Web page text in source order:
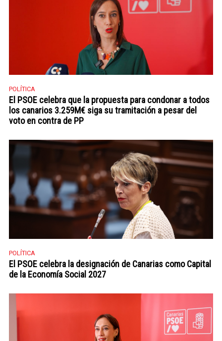
POLÍTICA
El PSOE celebra que la propuesta para condonar a todos
los canarios 3.259M€ siga su tramitación a pesar del
voto en contra de PP
POLÍTICA
El PSOE celebra la designación de Canarias como Capital
de la Economía Social 2027